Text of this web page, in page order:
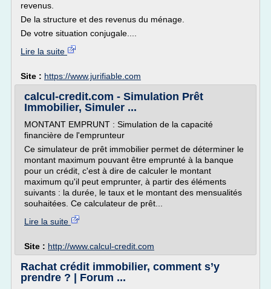
revenus.
De la structure et des revenus du ménage.
De votre situation conjugale....
Lire la suite
Site : https://www.jurifiable.com
calcul-credit.com - Simulation Prêt
Immobilier, Simuler ...
MONTANT EMPRUNT : Simulation de la capacité
financière de l'emprunteur
Ce simulateur de prêt immobilier permet de déterminer le
montant maximum pouvant être emprunté à la banque
pour un crédit, c'est à dire de calculer le montant
maximum qu'il peut emprunter, à partir des éléments
suivants : la durée, le taux et le montant des mensualités
souhaitées. Ce calculateur de prêt...
Lire la suite
Site : http://www.calcul-credit.com
Rachat crédit immobilier, comment s’y
prendre ? | Forum ...